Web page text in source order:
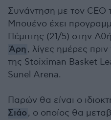
Συνάντηση με τον CEO
Μπουένο έχει
Πέμπτης (21/5) στην
Άρη, λίγες ημέρες
της Stoiximan Basket
Sunel Arena.
Παρών θα είναι ο
Σιάο, ο οποίος θα